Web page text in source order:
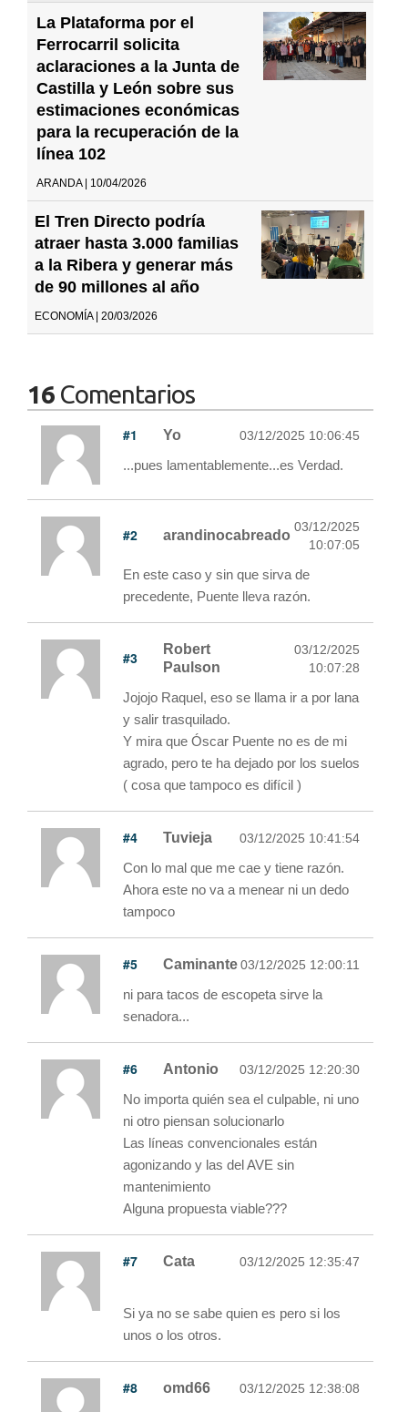
La Plataforma por el
Ferrocarril solicita
aclaraciones a la Junta de
Castilla y León sobre sus
estimaciones económicas
para la recuperación de la
línea 102
ARANDA | 10/04/2026
El Tren Directo podría
atraer hasta 3.000 familias
a la Ribera y generar más
de 90 millones al año
ECONOMÍA | 20/03/2026
16 Comentarios
#1 Yo 03/12/2025 10:06:45
...pues lamentablemente...es Verdad.
#2 arandinocabreado
03/12/2025
10:07:05
En este caso y sin que sirva de
precedente, Puente lleva razón.
#3
Robert
Paulson
03/12/2025
10:07:28
Jojojo Raquel, eso se llama ir a por lana
y salir trasquilado.
Y mira que Óscar Puente no es de mi
agrado, pero te ha dejado por los suelos
( cosa que tampoco es difícil )
#4 Tuvieja 03/12/2025 10:41:54
Con lo mal que me cae y tiene razón.
Ahora este no va a menear ni un dedo
tampoco
#5 Caminante03/12/2025 12:00:11
ni para tacos de escopeta sirve la
senadora...
#6 Antonio 03/12/2025 12:20:30
No importa quién sea el culpable, ni uno
ni otro piensan solucionarlo
Las líneas convencionales están
agonizando y las del AVE sin
mantenimiento
Alguna propuesta viable???
#7 Cata 03/12/2025 12:35:47
Si ya no se sabe quien es pero si los
unos o los otros.
#8 omd66 03/12/2025 12:38:08